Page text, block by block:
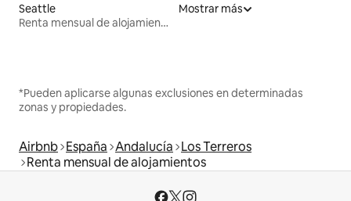
Seattle
Renta mensual de alojamientos
Mostrar más
*Pueden aplicarse algunas exclusiones en determinadas
zonas y propiedades.
Airbnb España Andalucía Los Terreros
Renta mensual de alojamientos